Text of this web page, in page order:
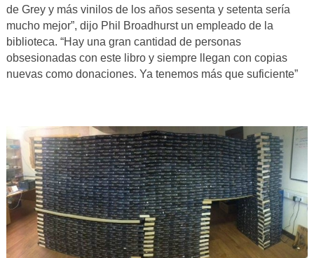
de Grey y más vinilos de los años sesenta y setenta sería
mucho mejor”, dijo Phil Broadhurst un empleado de la
biblioteca. “Hay una gran cantidad de personas
obsesionadas con este libro y siempre llegan con copias
nuevas como donaciones. Ya tenemos más que suficiente”